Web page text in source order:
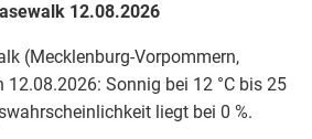
12.08.2026
(Mecklenburg-Vorpommern,
Sonnig bei 12 °C bis 25
liegt bei 0 %.